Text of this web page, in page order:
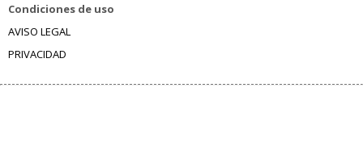
Condiciones de uso
AVISO LEGAL
PRIVACIDAD